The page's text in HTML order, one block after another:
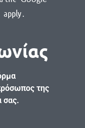
apply.
της
σας.